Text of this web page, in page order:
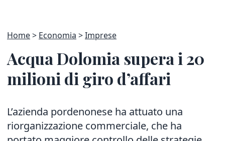
Home Economia Imprese
Acqua Dolomia supera i 20
milioni di giro d’affari
L’azienda pordenonese ha attuato una
riorganizzazione commerciale, che ha